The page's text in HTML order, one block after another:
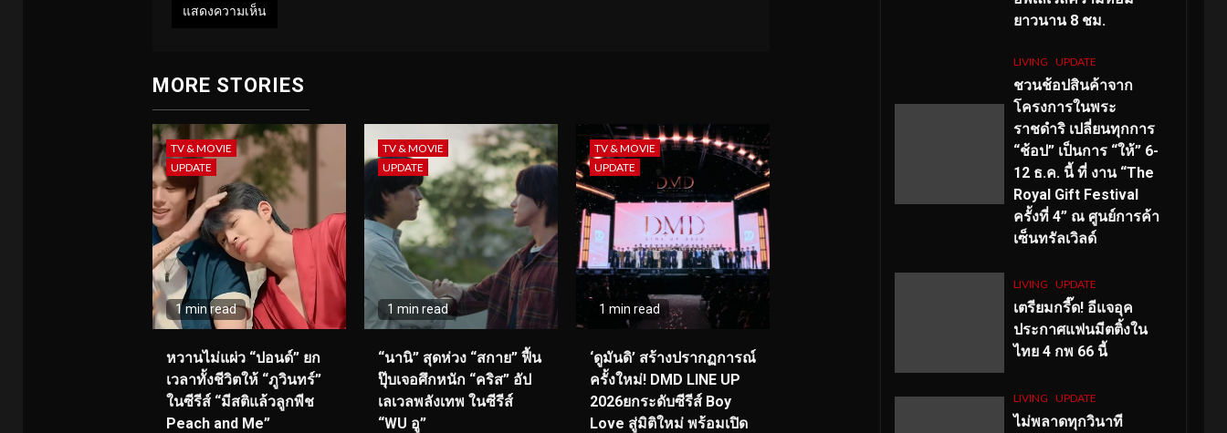
MORE STORIES
TV & MOVIE
UPDATE
1 min read
หวานไม่แผ่ว “ปอนด์” ยก
เวลาทั้งชีวิตให้ “ภูวินทร์”
ในซีรีส์ “มีสติแล้วลูกพีช
Peach and Me”
TV & MOVIE
UPDATE
1 min read
“นานิ” สุดห่วง “สกาย” ฟื้น
ปุ๊บเจอศึกหนัก “คริส” อัป
เลเวลพลังเทพ ในซีรีส์
“WU อู”
TV & MOVIE
UPDATE
1 min read
‘ดูมันดิ’ สร้างปรากฏการณ์
ครั้งใหม่! DMD LINE UP
2026ยกระดับซีรีส์ Boy
Love สู่มิติใหม่ พร้อมเปิด
ยาวนาน 8 ชม.
LIVING UPDATE
ชวนช้อปสินค้าจาก
โครงการในพระ
ราชดำริ เปลี่ยนทุกการ
“ช้อป” เป็นการ “ให้” 6-
12 ธ.ค. นี้ ที่ งาน “The
Royal Gift Festival
ครั้งที่ 4” ณ ศูนย์การค้า
เซ็นทรัลเวิลด์
LIVING UPDATE
เตรียมกรี๊ด! อีแจอุค
ประกาศแฟนมีตติ้งใน
ไทย 4 กพ 66 นี้
LIVING UPDATE
ไม่พลาดทุกวินาที